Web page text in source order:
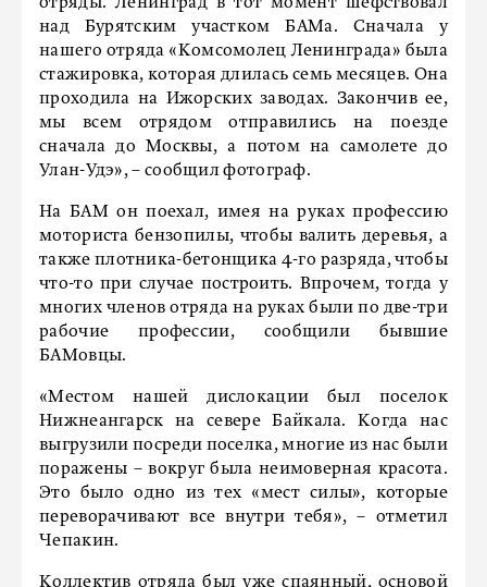
над Бурятским участком БАМа. Сначала у
нашего отряда «Комсомолец Ленинграда» была
стажировка, которая длилась семь месяцев. Она
проходила на Ижорских заводах. Закончив ее,
мы всем отрядом отправились на поезде
сначала до Москвы, а потом на самолете до
Улан-Удэ», – сообщил фотограф.
На БАМ он поехал, имея на руках профессию
моториста бензопилы, чтобы валить деревья, а
также плотника-бетонщика 4-го разряда, чтобы
что-то при случае построить. Впрочем, тогда у
многих членов отряда на руках были по две-три
рабочие профессии, сообщили бывшие
БАМовцы.
«Местом нашей дислокации был поселок
Нижнеангарск на севере Байкала. Когда нас
выгрузили посреди поселка, многие из нас были
поражены – вокруг была неимоверная красота.
Это было одно из тех «мест силы», которые
переворачивают все внутри тебя», – отметил
Чепакин.
Коллектив отряда был уже спаянный, основой